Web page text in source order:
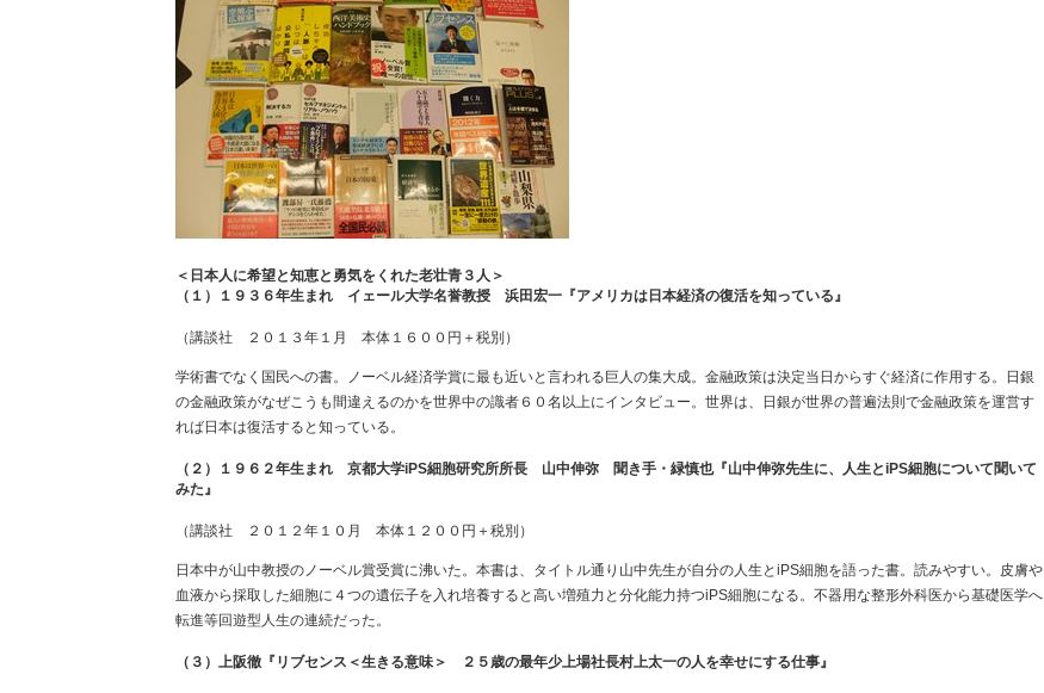
＜日本人に希望と知恵と勇気をくれた老壮青３人＞
（１）１９３６年生まれ イェール大学名誉教授 浜田宏一『アメリカは日本経済の復活を知っている』
（講談社 ２０１３年１月 本体１６００円＋税別）
学術書でなく国民への書。ノーベル経済学賞に最も近いと言われる巨人の集大成。金融政策は決定当日からすぐ経済に作用する。日銀
の金融政策がなぜこうも間違えるのかを世界中の識者６０名以上にインタビュー。世界は、日銀が世界の普遍法則で金融政策を運営す
れば日本は復活すると知っている。
（２）１９６２年生まれ 京都大学iPS細胞研究所所長 山中伸弥 聞き手・緑慎也『山中伸弥先生に、人生とiPS細胞について聞いて
みた』
（講談社 ２０１２年１０月 本体１２００円＋税別）
日本中が山中教授のノーベル賞受賞に沸いた。本書は、タイトル通り山中先生が自分の人生とiPS細胞を語った書。読みやすい。皮膚や
血液から採取した細胞に４つの遺伝子を入れ培養すると高い増殖力と分化能力持つiPS細胞になる。不器用な整形外科医から基礎医学へ
転進等回遊型人生の連続だった。
（３）上阪徹『リブセンス＜生きる意味＞ ２５歳の最年少上場社長村上太一の人を幸せにする仕事』